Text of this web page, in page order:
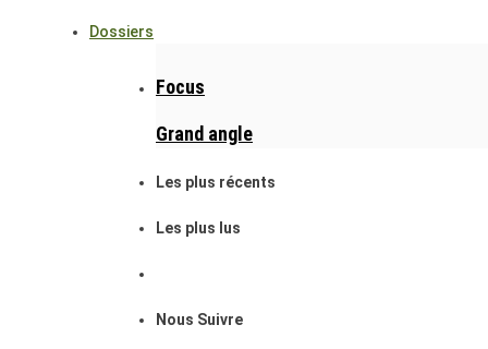
Dossiers
Focus
Grand angle
Les plus récents
Les plus lus
Nous Suivre